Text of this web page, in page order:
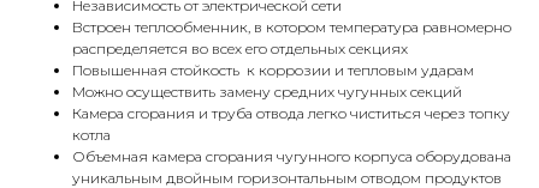
Независимость от электрической сети
Встроен теплообменник, в котором температура равномерно
распределяется во всех его отдельных секциях
Повышенная стойкость к коррозии и тепловым ударам
Можно осуществить замену средних чугунных секций
Камера сгорания и труба отвода легко чиститься через топку
котла
Объемная камера сгорания чугунного корпуса оборудована
уникальным двойным горизонтальным отводом продуктов